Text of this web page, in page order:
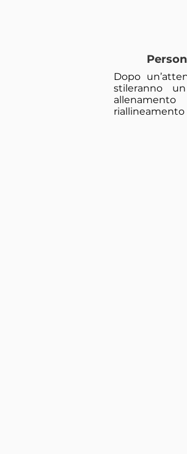
Dopo
stileranno
allenamento
riallineamento